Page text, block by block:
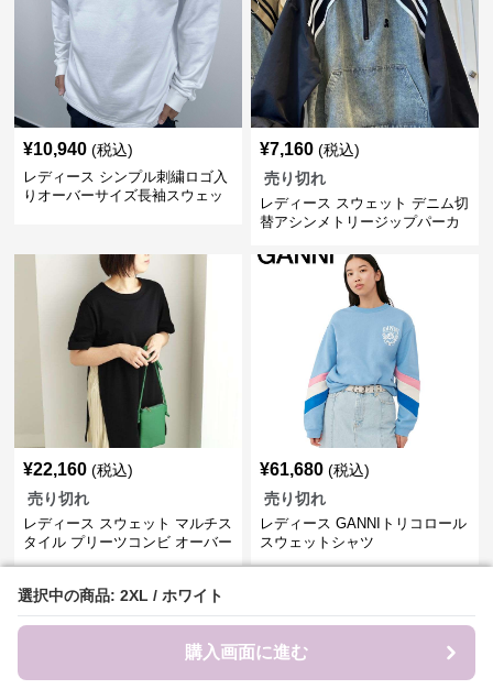
選択中の商品: 2XL / ホワイト
購入画面に進む
選択中の商品: 2XL / ホワイト
購入画面に進む
¥10,940 (税込)
レディース シンプル刺繍ロゴ入
りオーバーサイズ長袖スウェッ
¥7,160 (税込)
売り切れ
レディース スウェット デニム切
替アシンメトリージップパーカ
¥22,160 (税込)
売り切れ
レディース スウェット マルチス
タイル プリーツコンビ オーバー
サイズTシャツ
¥61,680 (税込)
売り切れ
レディース GANNIトリコロール
スウェットシャツ
スウェットのシャツ一覧へ